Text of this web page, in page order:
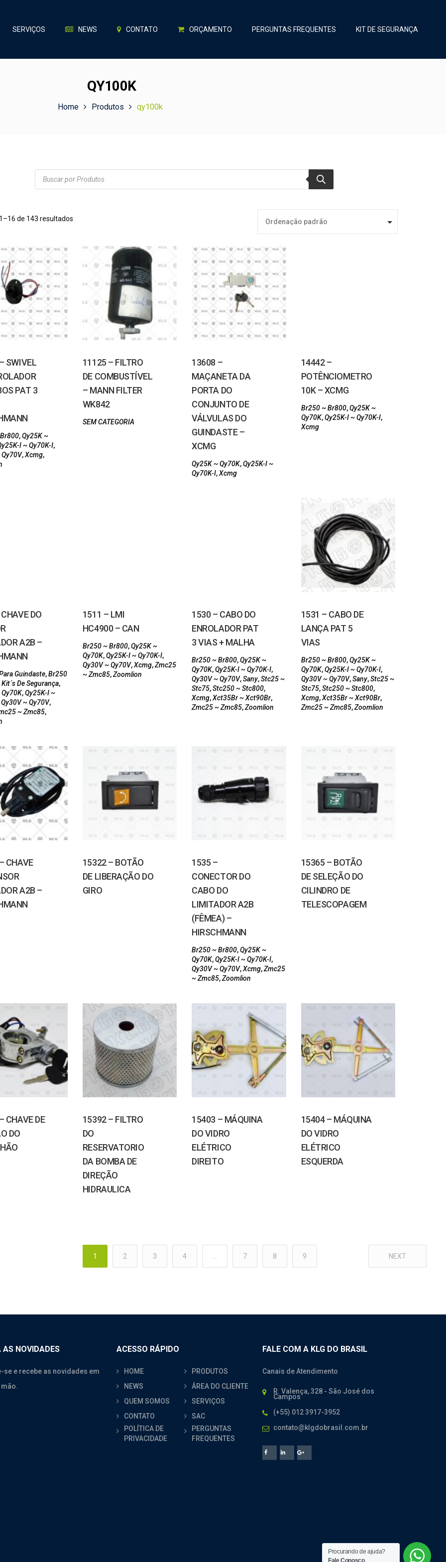
SERVIÇOS NEWS CONTATO ORÇAMENTO PERGUNTAS FREQUENTES KIT DE SEGURANÇA
QY100K
Home Produtos qy100k
Products
search
de 143 resultados
SWIVEL
PAT 3
,Qy25K ~
I ~ Qy70K-I,
,Xcmg,
11125 – FILTRO
DE COMBUSTÍVEL
– MANN FILTER
WK842
SEM CATEGORIA
13608 –
MAÇANETA DA
PORTA DO
CONJUNTO DE
VÁLVULAS DO
GUINDASTE –
XCMG
Qy25K ~ Qy70K,Qy25K-I ~
Qy70K-I,Xcmg
14442 –
POTÊNCIOMETRO
10K – XCMG
Br250 ~ Br800,Qy25K ~
Qy70K,Qy25K-I ~ Qy70K-I,
Xcmg
DO
A2B –
Guindaste,Br250
Kit´s De Segurança,
,Qy25K-I ~
Qy30V ~ Qy70V,
~ Zmc85,
1511 – LMI
HC4900 – CAN
Br250 ~ Br800,Qy25K ~
Qy70K,Qy25K-I ~ Qy70K-I,
Qy30V ~ Qy70V,Xcmg,Zmc25
~ Zmc85,Zoomlion
1530 – CABO DO
ENROLADOR PAT
3 VIAS + MALHA
Br250 ~ Br800,Qy25K ~
Qy70K,Qy25K-I ~ Qy70K-I,
Qy30V ~ Qy70V,Sany,Stc25 ~
Stc75,Stc250 ~ Stc800,
Xcmg,Xct35Br ~ Xct90Br,
Zmc25 ~ Zmc85,Zoomlion
1531 – CABO DE
LANÇA PAT 5
VIAS
Br250 ~ Br800,Qy25K ~
Qy70K,Qy25K-I ~ Qy70K-I,
Qy30V ~ Qy70V,Sany,Stc25 ~
Stc75,Stc250 ~ Stc800,
Xcmg,Xct35Br ~ Xct90Br,
Zmc25 ~ Zmc85,Zoomlion
CHAVE
A2B –
15322 – BOTÃO
DE LIBERAÇÃO DO
GIRO
1535 –
CONECTOR DO
CABO DO
LIMITADOR A2B
(FÊMEA) –
HIRSCHMANN
Br250 ~ Br800,Qy25K ~
Qy70K,Qy25K-I ~ Qy70K-I,
Qy30V ~ Qy70V,Xcmg,Zmc25
~ Zmc85,Zoomlion
15365 – BOTÃO
DE SELEÇÃO DO
CILINDRO DE
TELESCOPAGEM
CHAVE DE
DO
15392 – FILTRO
DO
RESERVATORIO
DA BOMBA DE
DIREÇÃO
HIDRAULICA
15403 – MÁQUINA
DO VIDRO
ELÉTRICO
DIREITO
15404 – MÁQUINA
DO VIDRO
ELÉTRICO
ESQUERDA
1 2 3 4 7 8 9 NEXT
AS NOVIDADES
se e recebe as novidades em
ACESSO RÁPIDO
HOME
PRODUTOS
NEWS
ÁREA DO CLIENTE
QUEM SOMOS
SERVIÇOS
CONTATO
SAC
POLÍTICA DE
PRIVACIDADE
PERGUNTAS
FREQUENTES
FALE COM A KLG DO BRASIL
Canais de Atendimento
R. Valença, 328 - São José dos
Campos
(+55) 012 3917-3952
contato@klgdobrasil.com.br
Procurando de ajuda?
Fale Conosco